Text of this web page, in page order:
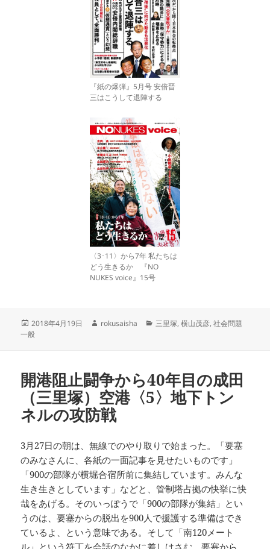
『紙の爆弾』5月号 安倍晋
三はこうして退陣する
〈3･11〉から7年 私たちは
どう生きるか 『NO
NUKES voice』15号
投
稿
2018年4月19日
作
rokusaisha
カ
三里塚,横山茂彦,社会問題
一般
開港阻止闘争から40年目の成田
（三里塚）空港〈5〉地下トン
ネルの攻防戦
3月27日の朝は、無線でのやり取りで始まった。「要塞
のみなさんに、各紙の一面記事を見せたいものです」
「900の部隊が横堀合宿所前に集結しています。みんな
生き生きとしています」などと、管制塔占拠の快挙に快
哉をあげる。そのいっぽうで「900の部隊が集結」とい
うのは、要塞からの脱出を900人で援護する準備はでき
ているよ、という意味である。そして「南120メート